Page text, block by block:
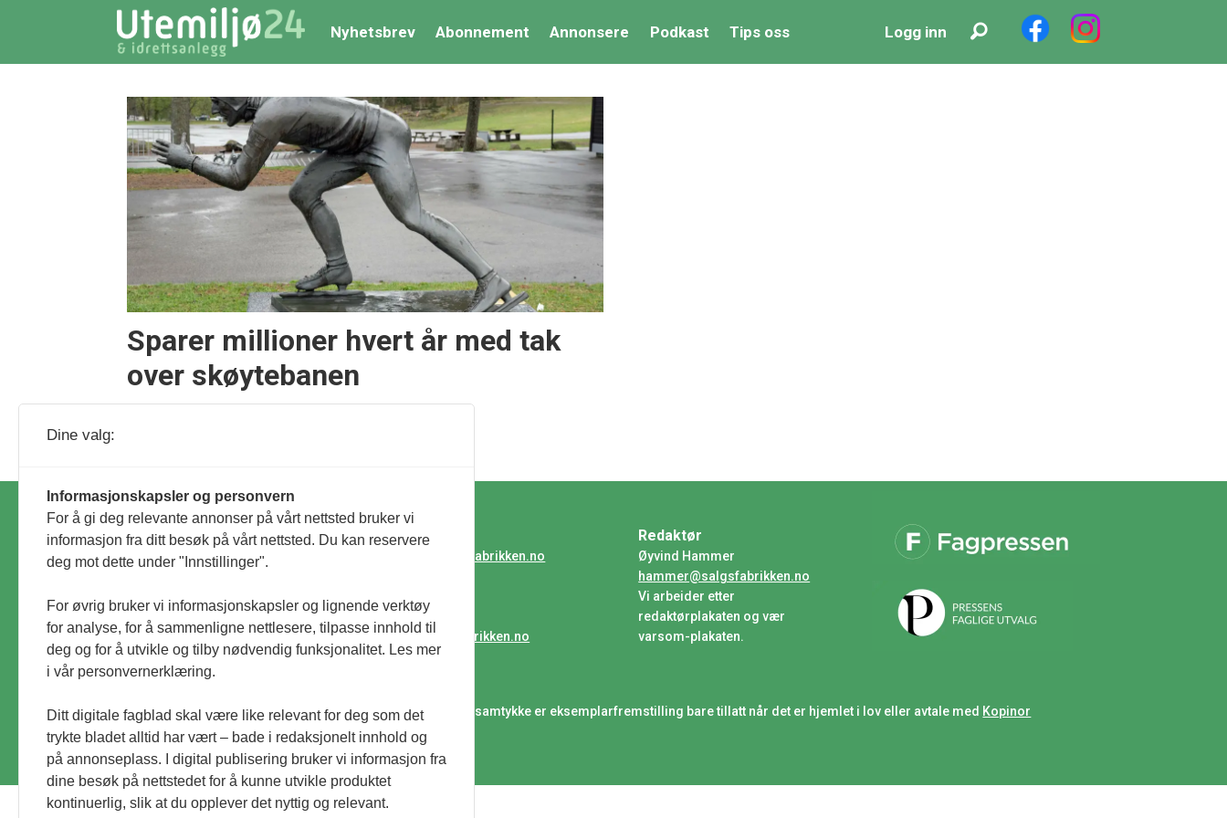
Nyhetsbrev Abonnement Annonsere Podkast Tips oss Logg inn
skøytehall
Sparer millioner hvert år med tak
over skøytebanen
Personvernerklæring
Kontakt
huser@salgsfabrikken.no
Annonsere
Ida Moltzau
ida@salgsfabrikken.no
Redaktør
Øyvind Hammer
hammer@salgsfabrikken.no
Vi arbeider etter
redaktørplakaten og vær
varsom-plakaten.
Materialet er vernet etter åndsverkloven. Uten uttrykkelig samtykke er eksemplarfremstilling bare tillatt når det er hjemlet i lov eller avtale med Kopinor
Dine valg:
Informasjonskapsler og personvern
For å gi deg relevante annonser på vårt nettsted bruker vi
informasjon fra ditt besøk på vårt nettsted. Du kan reservere
deg mot dette under "Innstillinger".
For øvrig bruker vi informasjonskapsler og lignende verktøy
for analyse, for å sammenligne nettlesere, tilpasse innhold til
deg og for å utvikle og tilby nødvendig funksjonalitet. Les mer
i vår personvernerklæring.
Ditt digitale fagblad skal være like relevant for deg som det
trykte bladet alltid har vært – bade i redaksjonelt innhold og
på annonseplass. I digital publisering bruker vi informasjon fra
dine besøk på nettstedet for å kunne utvikle produktet
kontinuerlig, slik at du opplever det nyttig og relevant.